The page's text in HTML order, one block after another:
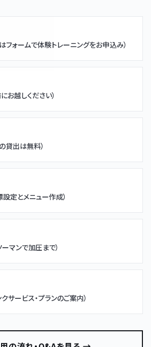
フォームで体験トレーニングをお申込み）
お越しください）
貸出は無料）
設定とメニュー作成）
ーマンで加圧まで）
サービス・プランのご案内）